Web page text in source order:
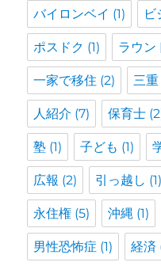
バイロンベイ (1) ビ
ポスドク (1) ラウン
一家で移住 (2) 三重
人紹介 (7) 保育士
塾 (1) 子ども (1)
広報 (2) 引っ越し (1)
永住権 (5) 沖縄 (1)
男性恐怖症 (1) 経済